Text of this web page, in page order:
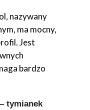
nazywany
ma mocny,
Jest
bardzo
tymianek